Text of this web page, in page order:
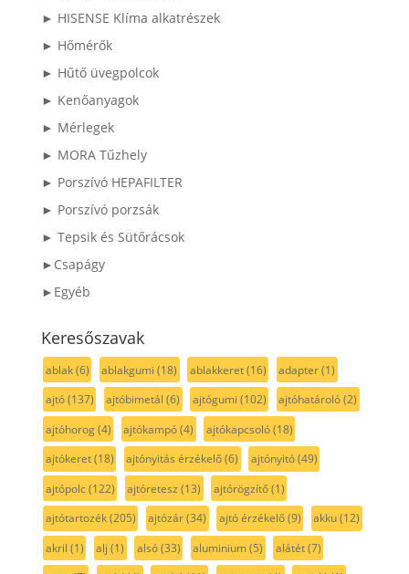
► HISENSE Klíma alkatrészek
► Hőmérők
► Hűtő üvegpolcok
► Kenőanyagok
► Mérlegek
► MORA Tűzhely
► Porszívó HEPAFILTER
► Porszívó porzsák
► Tepsik és Sütőrácsok
►Csapágy
►Egyéb
Keresőszavak
ablak(6) ablakgumi (18) ablakkeret(16) adapter(1)
ajtó(137) ajtóbimetál (6) ajtógumi (102) ajtóhatároló(2)
ajtóhorog(4) ajtókampó(4) ajtókapcsoló(18)
ajtókeret(18) ajtónyitás érzékelő(6) ajtónyitó(49)
ajtópolc(122) ajtóretesz (13) ajtórögzítő(1)
ajtótartozék(205) ajtózár(34) ajtó érzékelő(9) akku(12)
akril (1) alj (1) alsó(33) aluminium(5) alátét(7)